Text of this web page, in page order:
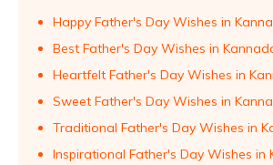
Happy Father's Day Wishes in
Best Father's Day Wishes in
Heartfelt Father's Day Wishes in
Sweet Father's Day Wishes in
Traditional Father's Day Wishes in
Inspirational Father's Day Wishes in